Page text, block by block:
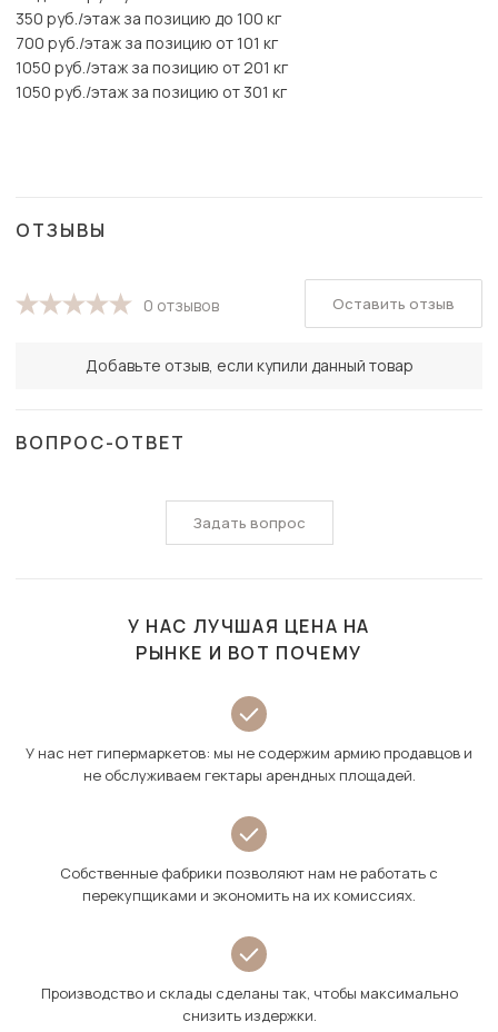
350 руб./этаж за позицию до 100 кг
700 руб./этаж за позицию от 101 кг
1050 руб./этаж за позицию от 201 кг
1050 руб./этаж за позицию от 301 кг
ОТЗЫВЫ
0 отзывов
Добавьте отзыв, если купили данный товар
Оставить отзыв
ВОПРОС-ОТВЕТ
Задать вопрос
У НАС ЛУЧШАЯ ЦЕНА НА
РЫНКЕ И ВОТ ПОЧЕМУ
У нас нет гипермаркетов: мы не содержим армию продавцов и
не обслуживаем гектары арендных площадей.
Собственные фабрики позволяют нам не работать с
перекупщиками и экономить на их комиссиях.
Производство и склады сделаны так, чтобы максимально
снизить издержки.